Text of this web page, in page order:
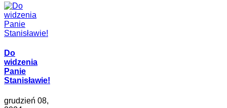
Do
widzenia
Panie
Stanisławie!
grudzień 08,